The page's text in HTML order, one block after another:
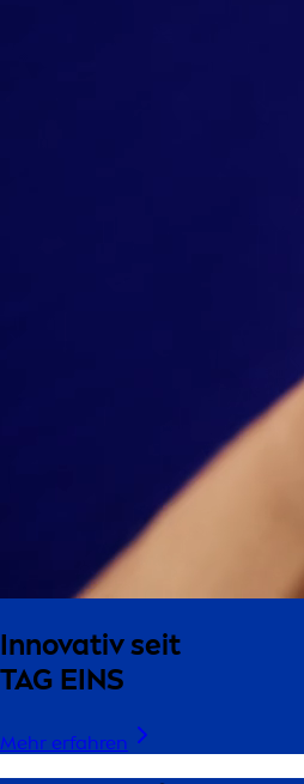
Innovativ seit
TAG EINS
Mehr erfahren